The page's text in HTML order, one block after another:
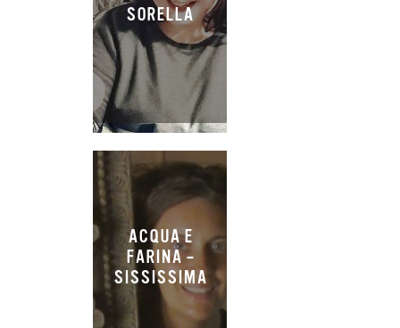
SORELLA
ACQUA E
FARINA –
SISSISSIMA